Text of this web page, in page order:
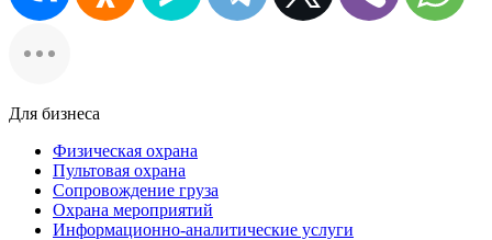
Для бизнеса
Физическая охрана
Пультовая охрана
Сопровождение груза
Охрана мероприятий
Информационно-аналитические услуги